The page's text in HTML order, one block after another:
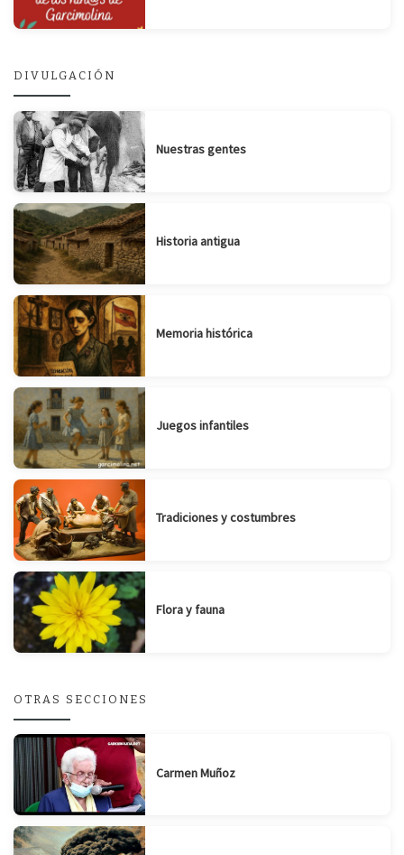
DIVULGACIÓN
Nuestras gentes
Historia antigua
Memoria histórica
Juegos infantiles
Tradiciones y costumbres
Flora y fauna
OTRAS SECCIONES
Carmen Muñoz